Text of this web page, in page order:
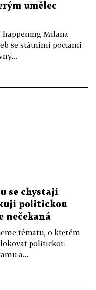
umělec
happening Milana
se státními poctami
se chystají
politickou
nečekaná
tématu, o kterém
politickou
a...